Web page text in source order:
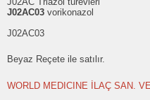
J02AC03 vorikonazol
J02AC03
Beyaz Reçete ile satılır.
WORLD MEDICINE İLAÇ SAN.